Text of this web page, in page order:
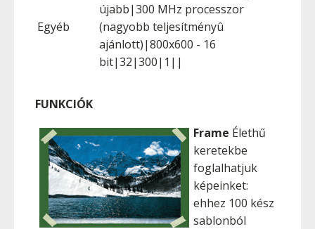
Egyéb
újabb|300 MHz processzor
(nagyobb teljesítményû
ajánlott)|800x600 - 16
bit|32|300|1||
FUNKCIÓK
Frame Élethű
keretekbe
foglalhatjuk
képeinket:
ehhez 100 kész
sablonból